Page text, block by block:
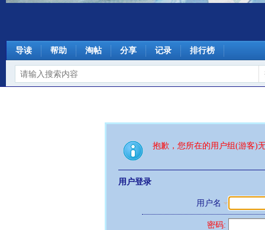
导读 帮助 淘帖 分享 记录 排行榜
抱歉，您所在的用户组(游客)
用户登录
用户名
密码: